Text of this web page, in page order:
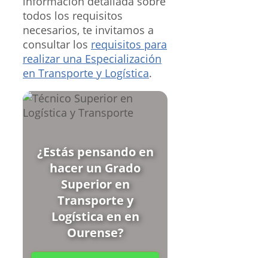
todos los requisitos
necesarios, te invitamos a
consultar los requisitos para
realizar una Especialización
en Transporte y Logística.
¿Estás pensando en
hacer un Grado
Superior en
Transporte y
Logística en en
Ourense?